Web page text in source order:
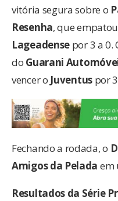
vitória segura sobre o
Resenha, que
Lageadense por 3 a 0.
do Guarani
vencer o Juventuspor
Fechando a rodada, o
Amigos da Pelada em
Resultados da Série